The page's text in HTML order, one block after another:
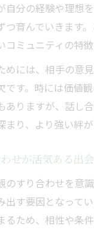
自分の経験や理想
つ育んでいきます
ミュニティの特徴
めには、相手の意
です。時には価値
ありますが、話し
り、より強い絆が
せが活気ある出
のすり合わせを意
出す要因となって
るため、相性や条